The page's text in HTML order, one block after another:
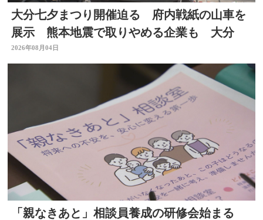
大分七夕まつり開催迫る 府内戦紙の山車を
展示 熊本地震で取りやめる企業も 大分
2026年08月04日
「親なきあと」相談員養成の研修会始まる